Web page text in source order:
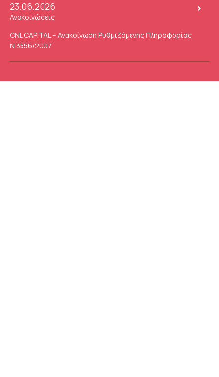
23.06.2026
Ανακοινώσεις
CNL CAPITAL – Ανακοίνωση Ρυθμιζόμενης Πληροφορίας
Ν.3556/2007